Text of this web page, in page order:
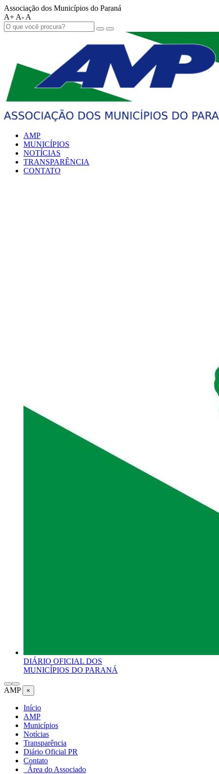
Associação dos Municípios do Paraná
A+ A- A
AMP
MUNICÍPIOS
NOTÍCIAS
TRANSPARÊNCIA
CONTATO
DIÁRIO OFICIAL DOS
MUNICÍPIOS DO PARANÁ
AMP ×
Início
AMP
Municípios
Notícias
Transparência
Diário Oficial PR
Contato
Área do Associado